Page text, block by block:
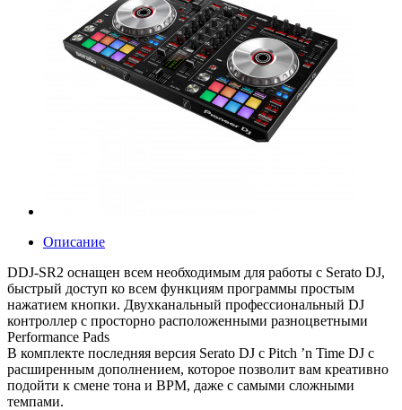
Описание
DDJ-SR2 оснащен всем необходимым для работы с Serato DJ,
быстрый доступ ко всем функциям программы простым
нажатием кнопки. Двухканальный профессиональный DJ
контроллер с просторно расположенными разноцветными
Performance Pads
В комплекте последняя версия Serato DJ с Pitch ’n Time DJ с
расширенным дополнением, которое позволит вам креативно
подойти к смене тона и BPM, даже с самыми сложными
темпами.